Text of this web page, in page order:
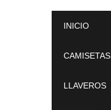
INICIO
CAMISETAS
LLAVEROS